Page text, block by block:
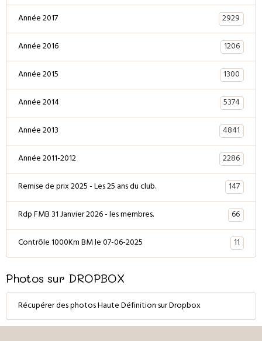
Année 2017
2929
Année 2016
1206
Année 2015
1300
Année 2014
5374
Année 2013
4841
Année 2011-2012
2286
Remise de prix 2025 - Les 25 ans du club.
147
Rdp FMB 31 Janvier 2026 - les membres.
66
Contrôle 1000Km BM le 07-06-2025
11
Photos sur DROPBOX
Récupérer des photos Haute Définition sur Dropbox